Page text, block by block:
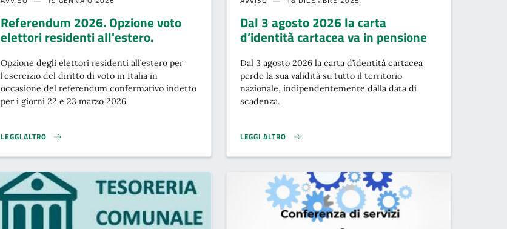
Referendum 2026. Opzione voto
elettori residenti all'estero.
Opzione degli elettori residenti all’estero per
l’esercizio del diritto di voto in Italia in
occasione del referendum confermativo indetto
per i giorni 22 e 23 marzo 2026
LEGGI ALTRO
REFERENDUM 2026. OPZIONE VOTO ELETTORI RESIDENTI ALL'ESTERO.}
Dal 3 agosto 2026 la carta
d’identità cartacea va in pensione
Dal 3 agosto 2026 la carta d’identità cartacea
perde la sua validità su tutto il territorio
nazionale, indipendentemente dalla data di
scadenza.
LEGGI ALTRO
DAL 3 AGOSTO 2026 LA CARTA D’IDENTITÀ CARTACEA VA IN PENSIONE}